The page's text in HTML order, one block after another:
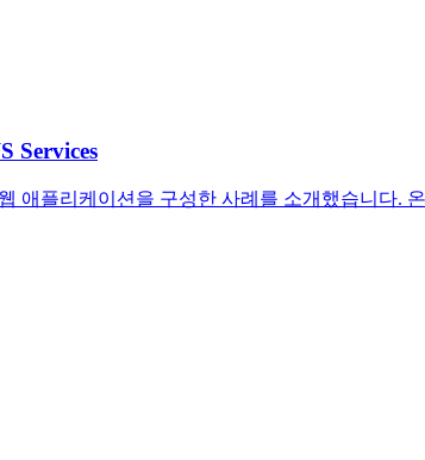
Services
애플리케이션을 구성한 사례를 소개했습니다.